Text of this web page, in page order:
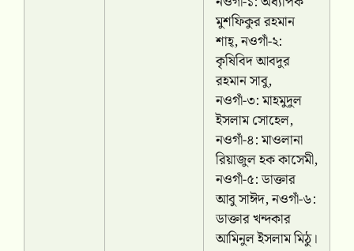
মুশফিকুর রহমান
শাহ্, নওগাঁ-২:
কৃষিবিদ আবদুর
রহমান সাবু,
নওগাঁ-৩: মাহমুদুল
ইসলাম সোহেল,
নওগাঁ-৪: মাওলানা
রিয়াজুল হক কাসেমী,
নওগাঁ-৫: ডাক্তার
আবু সাঈদ, নওগাঁ-৬:
ডাক্তার খন্দকার
আমিনুল ইসলাম মিঠু।